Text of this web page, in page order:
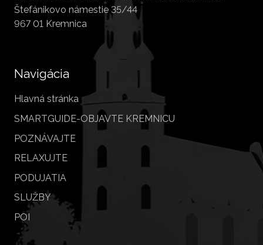
Štefánikovo námestie 35/44
967 01 Kremnica
Navigácia
Hlavná stránka
SMARTGUIDE-OBJAVTE KREMNICU
POZNÁVAJTE
RELAXUJTE
PODUJATIA
SLUŽBY
POI